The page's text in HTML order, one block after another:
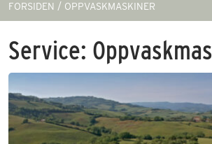
FORSIDEN OPPVASKMASKINER
Service: